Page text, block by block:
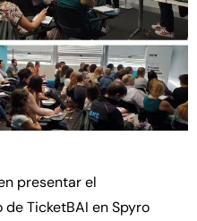
presentar el
TicketBAI en Spyro